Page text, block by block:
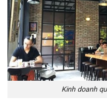
Kinh doanh